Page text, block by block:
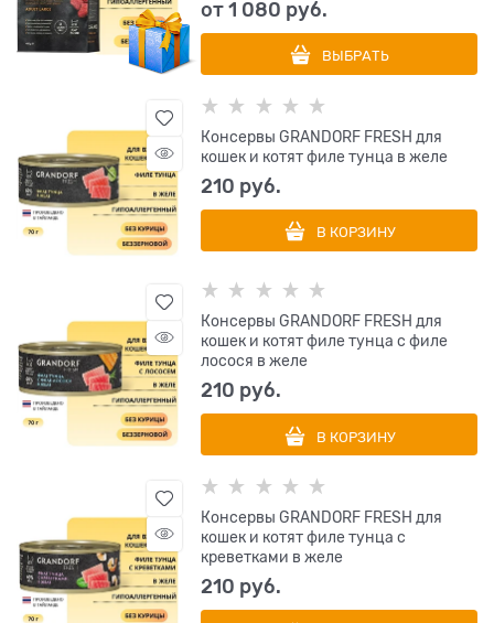
от1 080 руб.
ВЫБРАТЬ
Консервы GRANDORF FRESH для
кошек и котят филе тунца в желе
210 руб.
В КОРЗИНУ
Консервы GRANDORF FRESH для
кошек и котят филе тунца с филе
лосося в желе
210 руб.
В КОРЗИНУ
Консервы GRANDORF FRESH для
кошек и котят филе тунца с
креветками в желе
210 руб.